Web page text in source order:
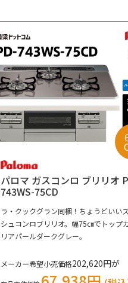
パロマ ガスコンロ ブリリオ
743WS-75CD
ラ・クックグラン同梱！ちょうどいい
シュコンロブリリオ。幅75㎝でトップ
リアパールダークグレー。
メーカー希望小売価格202,620円が